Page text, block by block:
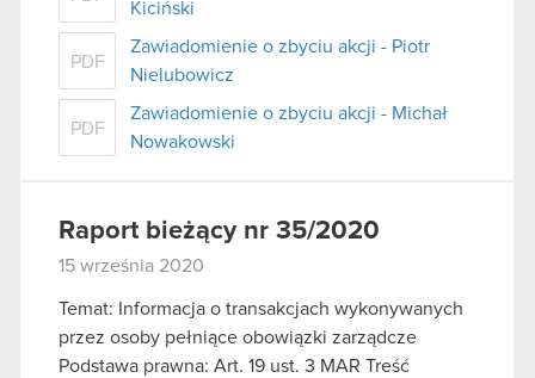
Kiciński
PDF
Zawiadomienie o zbyciu akcji - Piotr
Nielubowicz
PDF
Zawiadomienie o zbyciu akcji - Michał
Nowakowski
Raport bieżący nr 35/2020
15 września 2020
Temat: Informacja o transakcjach wykonywanych
przez osoby pełniące obowiązki zarządcze
Podstawa prawna: Art. 19 ust. 3 MAR Treść